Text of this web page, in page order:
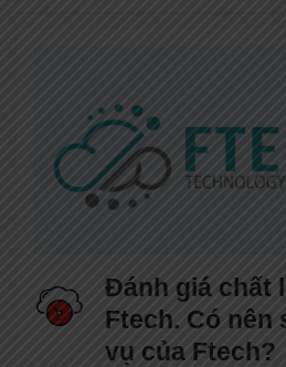
Đánh giá chất
Ftech. Có nên
vụ của Ftech?